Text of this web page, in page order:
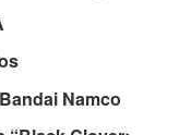
Namco